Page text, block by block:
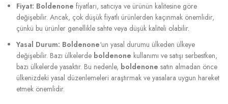
Fiyat: Boldenone fiyatları, satıcıya ve ürünün kalitesine göre
değişebilir. Ancak, çok düşük fiyatlı ürünlerden kaçınmak önemlidir,
çünkü bu ürünler genellikle sahte veya düşük kaliteli olabilir.
Yasal Durum: Boldenone‘un yasal durumu ülkeden ülkeye
değişebilir. Bazı ülkelerde boldenone kullanımı ve satışı serbestken,
bazı ülkelerde yasaktır. Bu nedenle, boldenone satın almadan önce
ülkenizdeki yasal düzenlemeleri araştırmak ve yasalara uygun hareket
etmek önemlidir.